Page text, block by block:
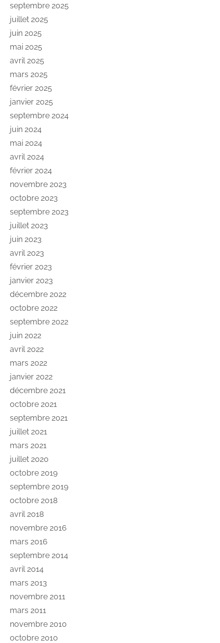
septembre 2025
juillet 2025
juin 2025
mai 2025
avril 2025
mars 2025
février 2025
janvier 2025
septembre 2024
juin 2024
mai 2024
avril 2024
février 2024
novembre 2023
octobre 2023
septembre 2023
juillet 2023
juin 2023
avril 2023
février 2023
janvier 2023
décembre 2022
octobre 2022
septembre 2022
juin 2022
avril 2022
mars 2022
janvier 2022
décembre 2021
octobre 2021
septembre 2021
juillet 2021
mars 2021
juillet 2020
octobre 2019
septembre 2019
octobre 2018
avril 2018
novembre 2016
mars 2016
septembre 2014
avril 2014
mars 2013
novembre 2011
mars 2011
novembre 2010
octobre 2010